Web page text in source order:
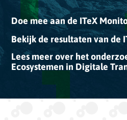
Doe mee aan de ITeX
Bekijk de resultaten van de
Lees meer over het
Ecosystemen in Digitale